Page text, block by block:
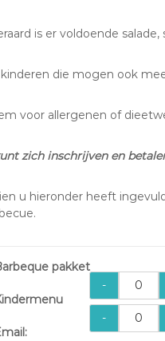
is er voldoende
die mogen ook
voor allergenen of
zich inschrijven en
u hieronder heeft
pakket
-
-